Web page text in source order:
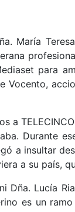
María
para
Vocento,
Durante
a insultar
a su país,
ni Dña.
es un